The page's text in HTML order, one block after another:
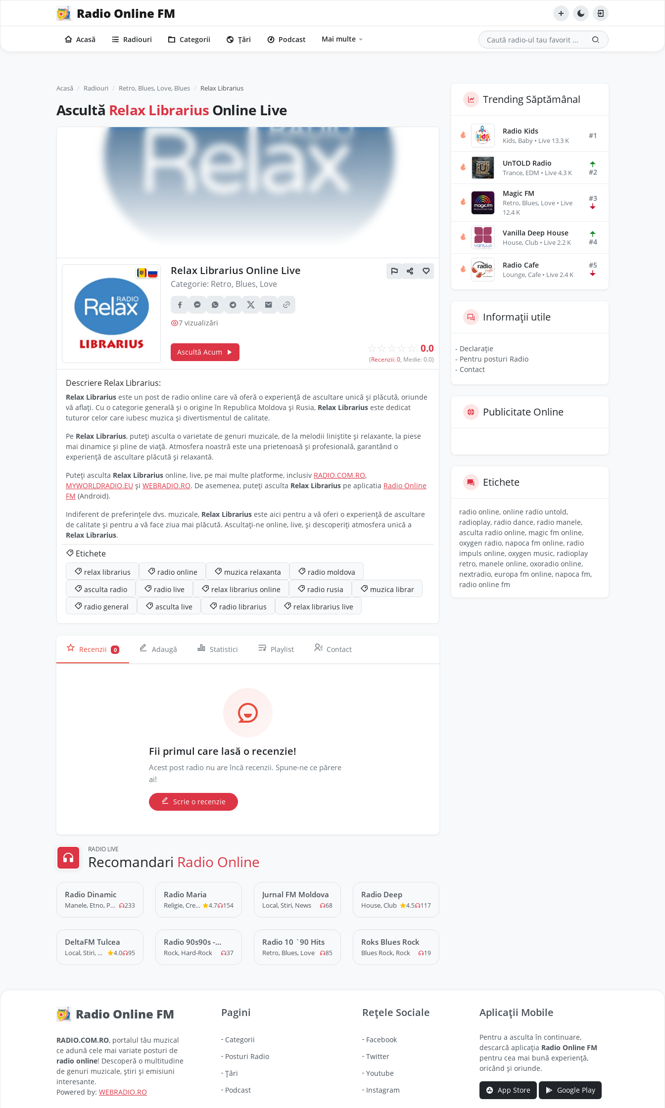
Radio Online FM
Acasă Radiouri Categorii Țări Podcast Mai multe
Acasă Radiouri Retro, Blues, Love, Blues Relax Librarius
Ascultă Relax Librarius Online Live
Relax Librarius Online Live
Categorie: Retro, Blues, Love
7 vizualizări
Ascultă Acum ☆ ☆ ☆ ☆ ☆ 0.0
(Recenzii: 0, Medie: 0.0)
Descriere Relax Librarius:
Relax Librarius este un post de radio online care vă oferă o experiență de ascultare unică și plăcută, oriunde
vă aflați. Cu o categorie generală și o origine în Republica Moldova și Rusia, Relax Librarius este dedicat
tuturor celor care iubesc muzica și divertismentul de calitate.
Pe Relax Librarius, puteți asculta o varietate de genuri muzicale, de la melodii liniștite și relaxante, la piese
mai dinamice și pline de viață. Atmosfera noastră este una prietenoasă și profesională, garantând o
experiență de ascultare plăcută și relaxantă.
Puteți asculta Relax Librarius online, live, pe mai multe platforme, inclusiv RADIO.COM.RO,
MYWORLDRADIO.EU și WEBRADIO.RO. De asemenea, puteți asculta Relax Librarius pe aplicatia Radio Online
FM (Android).
Indiferent de preferințele dvs. muzicale, Relax Librarius este aici pentru a vă oferi o experiență de ascultare
de calitate și pentru a vă face ziua mai plăcută. Ascultați-ne online, live, și descoperiți atmosfera unică a
Relax Librarius.
Etichete
relax librarius radio online muzica relaxanta
radio moldova
asculta radio
radio live relax librarius online radio rusia
muzica librar
radio general
asculta live radio librarius relax librarius live
Recenzii 0 Adaugă Statistici Playlist Contact
Fii primul care lasă o recenzie!
Acest post radio nu are încă recenzii. Spune-ne ce părere
ai!
Scrie o recenzie
RADIO LIVE
Recomandari Radio Online
LIVE
Radio Dinamic
Manele, Etno, Populara 233
LIVE
Radio Maria
Religie, Crestina 4.7 154
LIVE
Jurnal FM Moldova
Local, Stiri, News 68
LIVE
Radio Deep
House, Club 4.5 117
LIVE
DeltaFM Tulcea
Local, Stiri, News 4.0 95
LIVE
Radio 90s90s -
Grunge
Rock, Hard-Rock 37
LIVE
Radio 10 `90 Hits
Retro, Blues, Love 85
LIVE
Roks Blues Rock
Blues Rock, Rock 19
Trending Săptămânal
Radio Kids
Kids, Baby • Live 13.3 K
#1
UnTOLD Radio
Trance, EDM • Live 4.3 K #2
Magic FM
Retro, Blues, Love • Live
12.4 K
#3
Vanilla Deep House
House, Club • Live 2.2 K #4
Radio Cafe
Lounge, Cafe • Live 2.4 K
#5
Informații utile
- Declarație
- Pentru posturi Radio
- Contact
Publicitate Online
Etichete
radio online, online radio untold,
radioplay, radio dance, radio manele,
asculta radio online, magic fm online,
oxygen radio, napoca fm online, radio
impuls online, oxygen music, radioplay
retro, manele online, oxoradio online,
nextradio, europa fm online, napoca fm,
radio online fm
Radio Online FM
RADIO.COM.RO, portalul tău muzical
ce adună cele mai variate posturi de
radio online! Descoperă o multitudine
de genuri muzicale, știri și emisiuni
interesante.
Powered by: WEBRADIO.RO
Pagini
Categorii
Posturi Radio
Țări
Podcast
Rețele Sociale
Facebook
Twitter
Youtube
Instagram
Aplicații Mobile
Pentru a asculta în continuare,
descarcă aplicația Radio Online FM
pentru cea mai bună experiență,
oricând și oriunde.
App Store Google Play